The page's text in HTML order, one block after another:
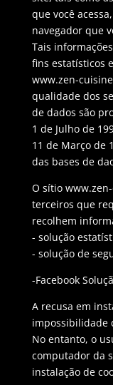
que você
navegador que
Tais
fins estatísticos
www.zen-
qualidade dos
de dados são
1 de Julho de
11 de Março de
das bases de
O sítio
terceiros que
recolhem
- solução
- solução de
-Facebook
A recusa em
impossibilidade
No entanto, o
computador da
instalação de